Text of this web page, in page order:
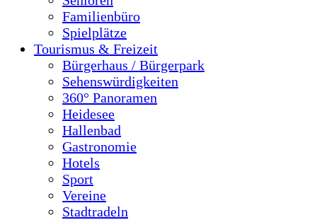
Familienbüro
Spielplätze
Tourismus & Freizeit
Bürgerhaus / Bürgerpark
Sehenswürdigkeiten
360° Panoramen
Heidesee
Hallenbad
Gastronomie
Hotels
Sport
Vereine
Stadtradeln